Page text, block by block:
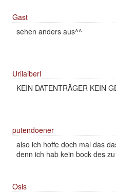
Gast
sehen anders aus^^
Urilaiberl
KEIN DATENTRÄGER KEIN
putendoener
also ich hoffe doch mal das
denn ich hab kein bock des
Osis